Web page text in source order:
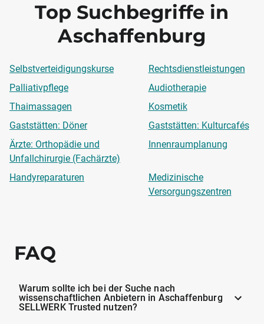
Top Suchbegriffe in
Aschaffenburg
Selbstverteidigungskurse
Rechtsdienstleistungen
Palliativpflege
Audiotherapie
Thaimassagen
Kosmetik
Gaststätten: Döner
Gaststätten: Kulturcafés
Ärzte: Orthopädie und
Unfallchirurgie (Fachärzte)
Innenraumplanung
Handyreparaturen
Medizinische
Versorgungszentren
FAQ
Warum sollte ich bei der Suche nach
wissenschaftlichen Anbietern in Aschaffenburg
SELLWERK Trusted nutzen?